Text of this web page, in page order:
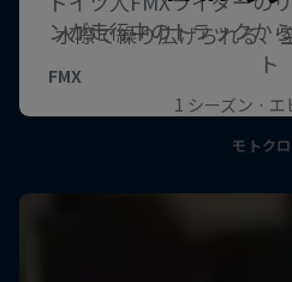
水際で繰り広げられる、
ト
1 シーズン ·
モトク